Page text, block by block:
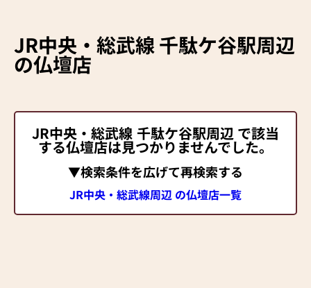
JR中央・総武線千駄ケ谷駅周辺
の仏壇店
JR中央・総武線 千駄ケ谷駅周辺 で該当
する仏壇店は見つかりませんでした。
▼検索条件を広げて再検索する
JR中央・総武線周辺 の仏壇店一覧